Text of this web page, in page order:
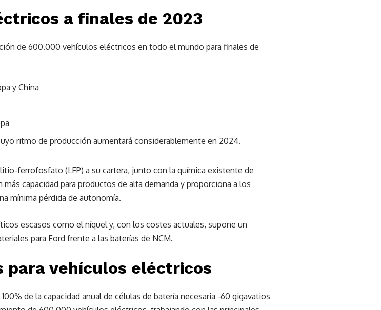
a finales de 2023
de 600.000 vehículos eléctricos en todo el mundo para finales de
y China
ritmo de producción aumentará considerablemente en 2024.
ferrofosfato (LFP) a su cartera, junto con la química existente de
capacidad para productos de alta demanda y proporciona a los
mínima pérdida de autonomía.
escasos como el níquel y, con los costes actuales, supone un
para Ford frente a las baterías de NCM.
para vehículos eléctricos
de la capacidad anual de células de batería necesaria -60 gigavatios